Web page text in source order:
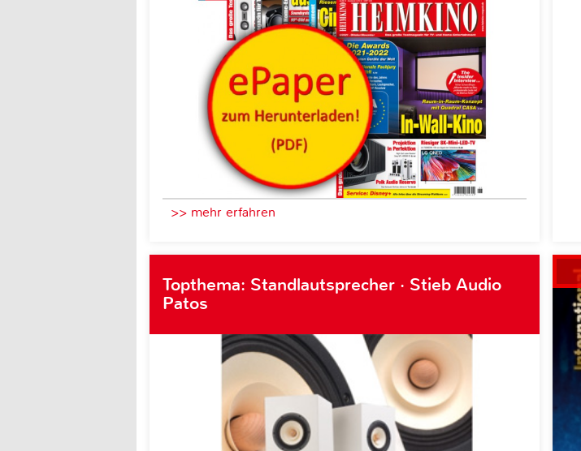
>> mehr erfahren
Topthema: Standlautsprecher · Stieb Audio
Patos